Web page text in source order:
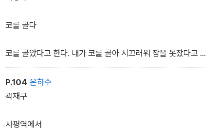
코를 골다
코를 골았다고 한다. 내가 코를 골아 시끄러워 잠을 못잤다고 한
다. 그럴 리 없다. 허술해진 푸대자루가 되어 시끄럽게 구는 그자
가 바로 나라니, 용서할 수가 없다. 도대체 몸을 여기 놓고 어
느 느티나무 그늘을 거닐었단 말인가. 십년을 키우던 고양이 코기
신히 자기 몸을 제집 문 앞까지 끌고가 이마 반쪽만을 문턱에 들
P.104 은하수
곽재구
사평역에서